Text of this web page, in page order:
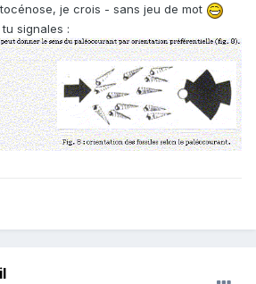
je crois - sans jeu de mot
signales :